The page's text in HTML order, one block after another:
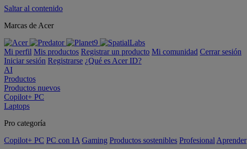
Saltar al contenido
Marcas de Acer
Mi perfil Mis productos Registrar un producto Mi comunidad Cerrar sesión
Iniciar sesión Registrarse ¿Qué es Acer ID?
AI
Productos
Productos nuevos
Copilot+ PC
Laptops
Pro categoría
Copilot+ PC PC con IA Gaming Productos sostenibles Profesional Aprender